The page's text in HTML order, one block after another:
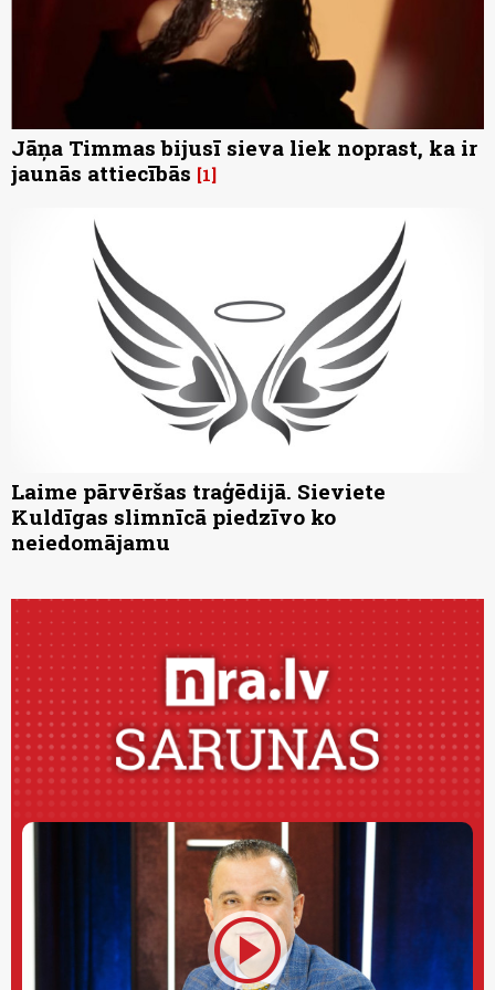
Jāņa Timmas bijusī sieva liek noprast, ka ir
jaunās attiecībās 1
Laime pārvēršas traģēdijā. Sieviete
Kuldīgas slimnīcā piedzīvo ko
neiedomājamu
play_circle